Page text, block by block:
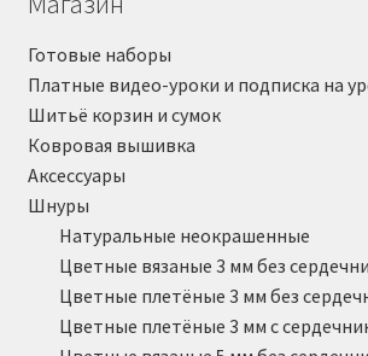
Готовые наборы
Платные видео-уроки и подписка на
Шитьё корзин и сумок
Ковровая вышивка
Аксессуары
Шнуры
Натуральные неокрашенные
Цветные вязаные 3 мм без
Цветные плетёные 3 мм без
Цветные плетёные 3 мм с